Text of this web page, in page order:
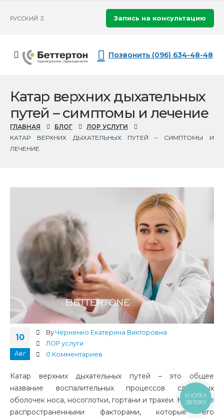
РУССКИЙ Запись на консультацию
Позвонить (096) 634-48-48
Катар верхних дыхательных
путей – симптомы и лечение
ГЛАВНАЯ БЛОГ
ЛОР УСЛУГИ
КАТАР ВЕРХНИХ ДЫХАТЕЛЬНЫХ ПУТЕЙ – СИМПТОМЫ И
ЛЕЧЕНИЕ
10
Авг
By Черненко Екатерина Викторовна
ЛОР услуги
0 Комментариев
Катар верхних дыхательных путей – это общее
название воспалительных процессов слизистых
оболочек носа, носоглотки, гортани и трахеи. Наиболее
распространенными факторами, которые его
КНОПКА
ЗВ'ЯЗКУ